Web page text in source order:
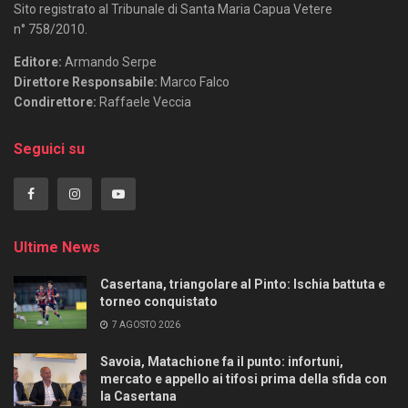
Sito registrato al Tribunale di Santa Maria Capua Vetere
n° 758/2010.
Editore: Armando Serpe
Direttore Responsabile: Marco Falco
Condirettore: Raffaele Veccia
Seguici su
Ultime News
Casertana, triangolare al Pinto: Ischia battuta e
torneo conquistato
7 AGOSTO 2026
Savoia, Matachione fa il punto: infortuni,
mercato e appello ai tifosi prima della sfida con
la Casertana